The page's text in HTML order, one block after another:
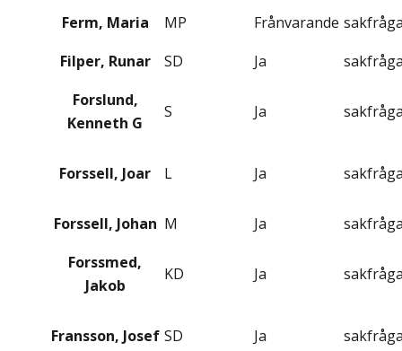
Ferm, Maria MP Frånvarande
Filper, Runar
SD Ja
Forslund,
Kenneth G
S Ja
Forssell, Joar L Ja
Forssell, Johan M Ja
Forssmed,
Jakob
KD Ja
Fransson, Josef SD Ja